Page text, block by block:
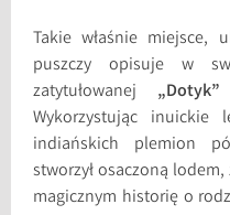
Takie właśnie miejsce,
puszczy opisuje w
zatytułowanej „Dotyk”
Wykorzystując inuickie
indiańskich plemion
stworzył osaczoną
magicznym historię o